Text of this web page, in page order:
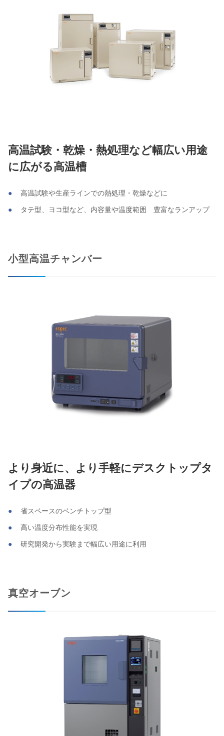
高温試験・乾燥・熱処理など幅広い用途
に広がる高温槽
高温試験や生産ラインでの熱処理・乾燥などに
タテ型、ヨコ型など、内容量や温度範囲 豊富なランアップ
小型高温チャンバー
より身近に、より手軽にデスクトップタ
イプの高温器
省スペースのベンチトップ型
高い温度分布性能を実現
研究開発から実験まで幅広い用途に利用
真空オーブン